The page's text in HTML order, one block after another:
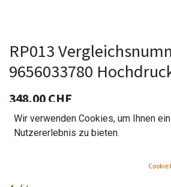
RP013
9656033780
348.00CHF
In den Warenkorb
Wir verwenden Cookies, um Ihnen
Nutzererlebnis zu bieten.